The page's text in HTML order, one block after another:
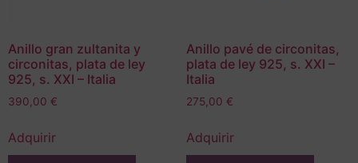
Anillo gran zultanita y
circonitas, plata de ley
925, s. XXI – Italia
390,00 €
Adquirir
Anillo pavé de circonitas,
plata de ley 925, s. XXI –
Italia
275,00 €
Adquirir